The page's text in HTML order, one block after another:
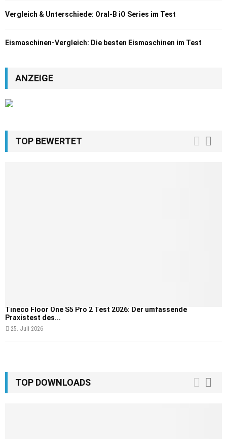
Vergleich & Unterschiede: Oral-B iO Series im Test
Eismaschinen-Vergleich: Die besten Eismaschinen im Test
ANZEIGE
TOP BEWERTET
Tineco Floor One S5 Pro 2 Test 2026: Der umfassende
Praxistest des...
25. Juli 2026
TOP DOWNLOADS